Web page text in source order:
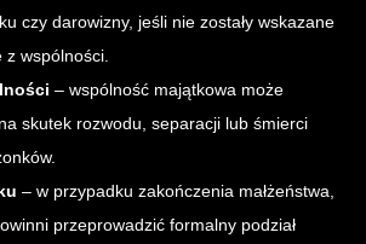
czy darowizny, jeśli nie zostały wskazane
z wspólności.
– wspólność majątkowa może
skutek rozwodu, separacji lub śmierci
– w przypadku zakończenia małżeństwa,
przeprowadzić formalny podział